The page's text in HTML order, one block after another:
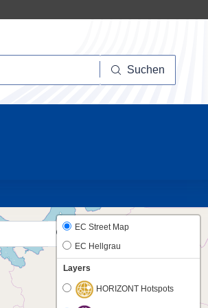
Suchen
EC Street Map
EC Hellgrau
Layers
HORIZONT Hotspots